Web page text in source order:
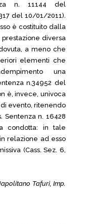
n. 11144 del
del 10/01/2011).
è costituito dalla
diversa
a meno che
elementi che
una
n.34952 del
è, invece, univoca
evento, ritenendo
Sentenza n. 16428
condotta: in tale
relazione ad esso
(Cass. Sez. 6,
Tafuri, Imp.